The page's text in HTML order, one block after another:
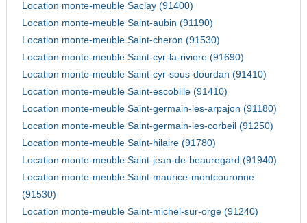
Location monte-meuble Saclay (91400)
Location monte-meuble Saint-aubin (91190)
Location monte-meuble Saint-cheron (91530)
Location monte-meuble Saint-cyr-la-riviere (91690)
Location monte-meuble Saint-cyr-sous-dourdan (91410)
Location monte-meuble Saint-escobille (91410)
Location monte-meuble Saint-germain-les-arpajon (91180)
Location monte-meuble Saint-germain-les-corbeil (91250)
Location monte-meuble Saint-hilaire (91780)
Location monte-meuble Saint-jean-de-beauregard (91940)
Location monte-meuble Saint-maurice-montcouronne
(91530)
Location monte-meuble Saint-michel-sur-orge (91240)